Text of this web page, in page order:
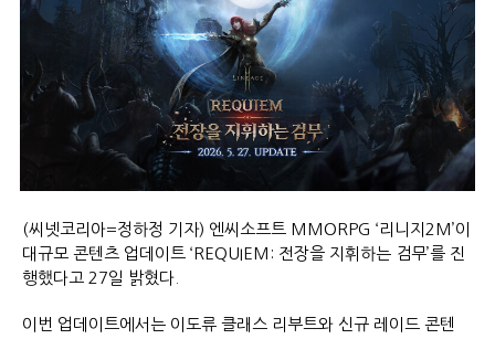
(씨넷코리아=정하정 기자) 엔씨소프트 MMORPG ‘리니지2M’이
대규모 콘텐츠 업데이트 ‘REQUIEM: 전장을 지휘하는 검무’를 진
행했다고 27일 밝혔다.
이번 업데이트에서는 이도류 클래스 리부트와 신규 레이드 콘텐